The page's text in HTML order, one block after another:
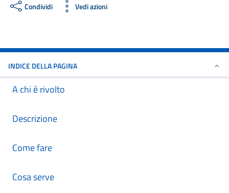
Condividi Vedi azioni
INDICE DELLA PAGINA
A chi è rivolto
Descrizione
Come fare
Cosa serve